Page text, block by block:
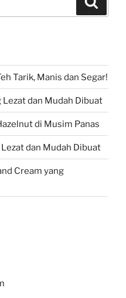
Tarik, Manis dan Segar!
dan Mudah Dibuat
di Musim Panas
dan Mudah Dibuat
Cream yang